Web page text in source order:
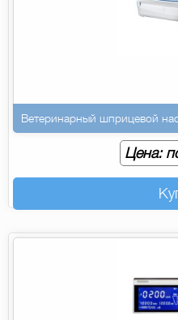
Ветеринарный шприцевой
Цена: